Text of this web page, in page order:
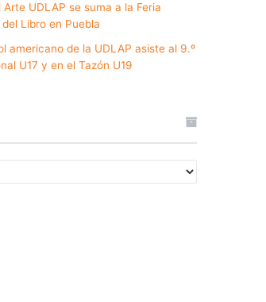
Arte UDLAP se suma a la Feria
Libro en Puebla
americano de la UDLAP asiste al 9.º
U17 y en el Tazón U19